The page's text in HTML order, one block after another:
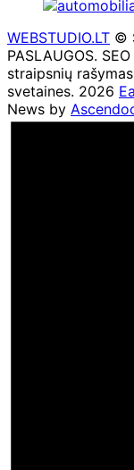
WEBSTUDIO.LT ©
PASLAUGOS.
straipsnių
svetaines. 2026
News by